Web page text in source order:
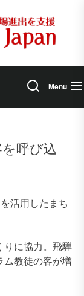
Menu
呼び込
活用したまち
りに協力。飛騨
教徒の客が増